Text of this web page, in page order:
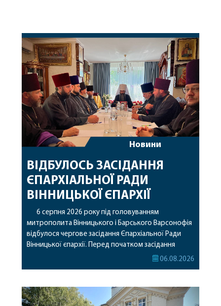
Новини
ВІДБУЛОСЬ ЗАСІДАННЯ
ЄПАРХІАЛЬНОЇ РАДИ
ВІННИЦЬКОЇ ЄПАРХІЇ
6 серпня 2026 року під головуванням
митрополита Вінницького і Барського Варсонофія
відбулося чергове засідання Єпархіальної Ради
Вінницької єпархії. Перед початком засідання
секретар Єпархіальної Ради від імені членів Ради
побажавши йому міцного здоров’я, Божої
допомоги, миру, духовної радості та
06.08.2026